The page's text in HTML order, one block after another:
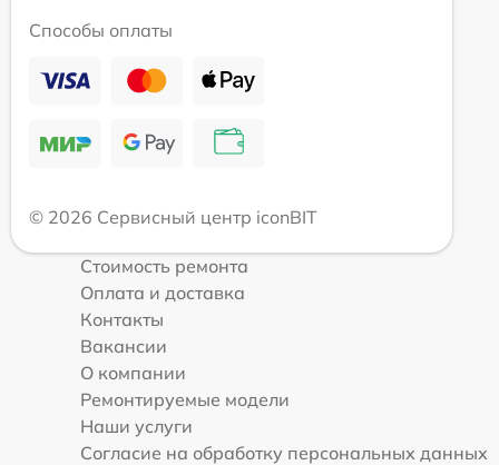
Способы оплаты
© 2026 Сервисный центр iconBIT
Стоимость ремонта
Оплата и доставка
Контакты
Вакансии
О компании
Ремонтируемые модели
Наши услуги
Согласие на обработку персональных данных